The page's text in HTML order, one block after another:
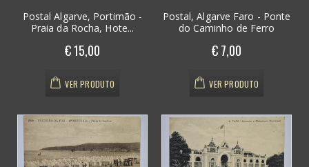
Postal Algarve, Portimão -
Praia da Rocha, Hote...
€ 15,00
VER PRODUTO
Postal, Algarve Faro - Ponte
do Caminho de Ferro
€ 7,00
VER PRODUTO